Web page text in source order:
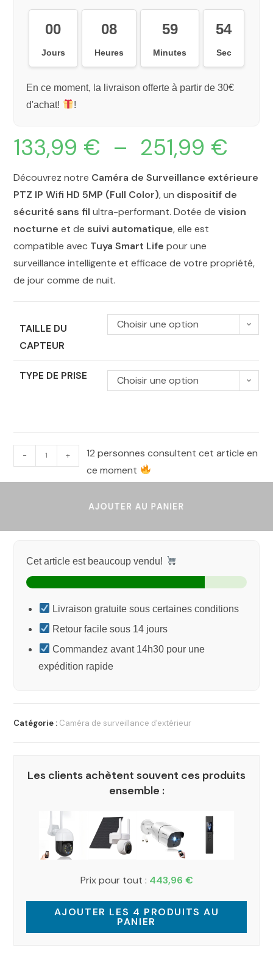
00
Jours
08
Heures
59
Minutes
54
Sec
En ce moment, la livraison offerte à partir de 30€
d'achat!
!
133,99 € – 251,99 €
Découvrez notre Caméra de Surveillance extérieure
PTZ IP Wifi HD 5MP (Full Color), un dispositif de
sécurité sans fil ultra-performant. Dotée devision
nocturne et de suivi automatique, elle est
compatible avec Tuya Smart Life pour une
surveillance intelligente et efficace de votre propriété,
de jour comme de nuit.
TAILLE DU
CAPTEUR
Choisir une option
TYPE DE PRISE Choisir une option
- +
12 personnes consultent cet article en
ce moment
AJOUTER AU PANIER
Cet article est beaucoup vendu!
Livraison gratuite sous certaines conditions
Retour facile sous 14 jours
Commandez avant 14h30 pour une
expédition rapide
Catégorie : Caméra de surveillance d'extérieur
Les clients achètent souvent ces produits
ensemble :
Prix pour tout : 443,96 €
AJOUTER LES 4 PRODUITS AU
PANIER